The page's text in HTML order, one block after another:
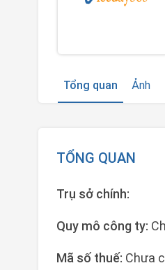
Tổng quan
Ảnh
TỔNG QUAN
Trụ sở chính:
Quy mô công ty:
Mã số thuế: Chưa